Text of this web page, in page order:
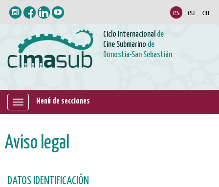
Ciclo Internacional de
Cine Submarino de
Donostia-San Sebastián
Mostrar/ocultar
Menú de secciones
Aviso legal
DATOS IDENTIFICACIÓN